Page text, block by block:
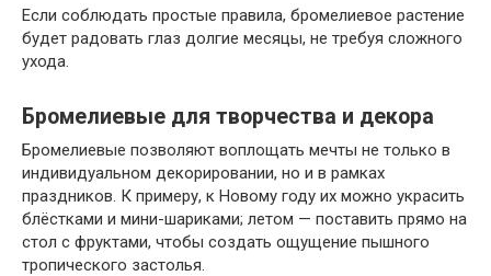
Если соблюдать простые правила, бромелиевое растение
будет радовать глаз долгие месяцы, не требуя сложного
ухода.
Бромелиевые для творчества и декора
Бромелиевые позволяют воплощать мечты не только в
индивидуальном декорировании, но и в рамках
праздников. К примеру, к Новому году их можно украсить
блёстками и мини-шариками; летом — поставить прямо на
стол с фруктами, чтобы создать ощущение пышного
тропического застолья.